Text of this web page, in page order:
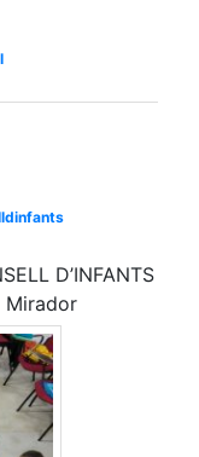
D’INFANTS
Mirador